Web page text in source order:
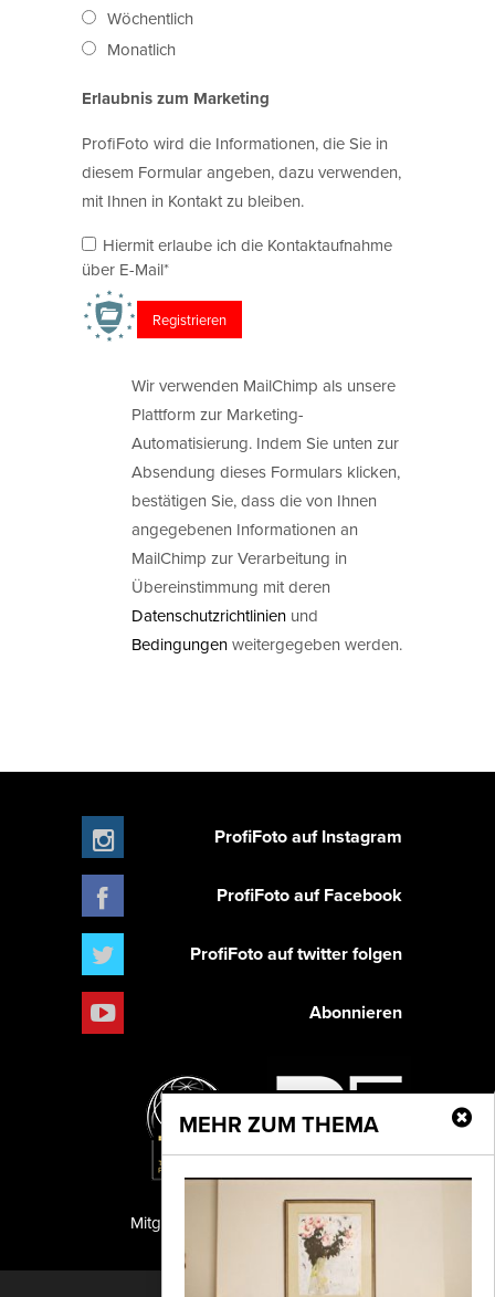
Wöchentlich
Monatlich
Erlaubnis zum Marketing
ProfiFoto wird die Informationen, die Sie in
diesem Formular angeben, dazu verwenden,
mit Ihnen in Kontakt zu bleiben.
Hiermit erlaube ich die Kontaktaufnahme
über E-Mail*
Wir verwenden MailChimp als unsere
Plattform zur Marketing-
Automatisierung. Indem Sie unten zur
Absendung dieses Formulars klicken,
bestätigen Sie, dass die von Ihnen
angegebenen Informationen an
MailChimp zur Verarbeitung in
Übereinstimmung mit deren
Datenschutzrichtlinien und
Bedingungenweitergegeben werden.
MEHR ZUM THEMA
ProfiFoto auf Instagram
ProfiFoto auf Facebook
ProfiFoto auf twitter folgen
Abonnieren
PF Publishing GmbH
Mitglied der TIPA